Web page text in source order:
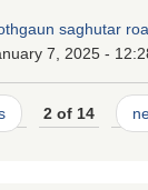
saghutar
7, 2025 -
2 of 14